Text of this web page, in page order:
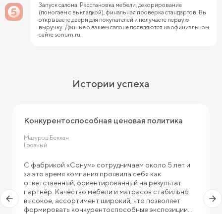
Запуск салона. Расстановка мебели, декорирование
(помогаем с выкладкой), финальная проверка стандартов. Вы
открываете двери для покупателей и получаете первую
выручку. Данные о вашем салоне появляются на официальном
сайте sonum.ru.
Истории успеха
Конкурентоспособная ценовая политика
Мазуров Бекхан
Грозный
С фабрикой «Сонум» сотрудничаем около 5 лет и
за это время компания проявила себя как
ответственный, ориентированный на результат
партнёр. Качество мебели и матрасов стабильно
высокое, ассортимент широкий, что позволяет
формировать конкурентоспособные экспозиции...